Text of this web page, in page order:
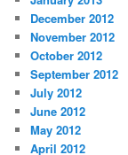
December 2012
November 2012
October 2012
September 2012
July 2012
June 2012
May 2012
April 2012